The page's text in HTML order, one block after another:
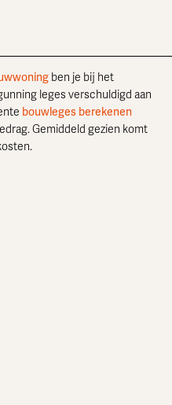
ben je bij het
leges verschuldigd aan
bouwleges berekenen
Gemiddeld gezien komt